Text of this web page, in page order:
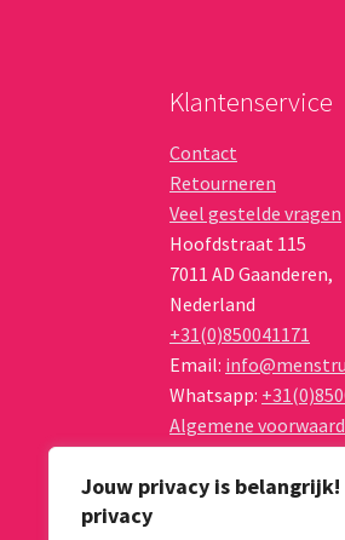
Jouw privacy is belangrijk!
privacy
Klantenservice
Contact
Retourneren
Veel gestelde vragen
Hoofdstraat 115
7011 AD Gaanderen,
Nederland
+31(0)850041171
Email:
Whatsapp:
Algemene